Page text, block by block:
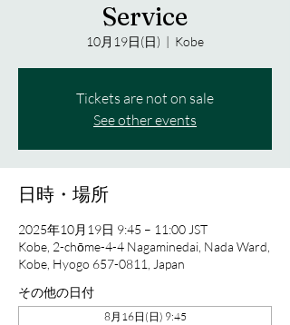
Service
10月19日(日)
  |
Kobe
Tickets are not on sale
See other events
日時・場所
2025年10月19日 9:45 – 11:00 JST
Kobe, 2-chōme-4-4 Nagaminedai, Nada Ward,
Kobe, Hyogo 657-0811, Japan
その他の日付
8月16日(日) 9:45